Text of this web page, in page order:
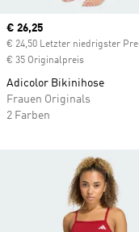
Current price
€ 26,25
€ 24,50 Letzter niedrigster
€ 35 Originalpreis
Adicolor Bikinihose
Frauen Originals
2 Farben